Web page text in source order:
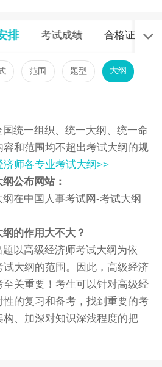
排 考试成绩 合格证书
范围 题型 大纲
统一组织、统一大纲、统一命
和范围均不超出考试大纲的规
济师各专业考试大纲>>
公布网站：
在中国人事考试网-考试大纲
的作用大不大？
以高级经济师考试大纲为依
大纲的范围。因此，高级经济
关重要！考生可以针对高级经
的复习和备考，找到重要的考
构、加深对知识深浅程度的把